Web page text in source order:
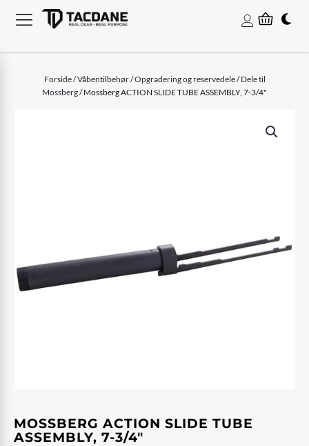
Forside/Våbentilbehør/Opgradering og reservedele/Dele til
Mossberg/ Mossberg ACTION SLIDE TUBE ASSEMBLY, 7-3/4"
MOSSBERG ACTION SLIDE TUBE
ASSEMBLY, 7-3/4"